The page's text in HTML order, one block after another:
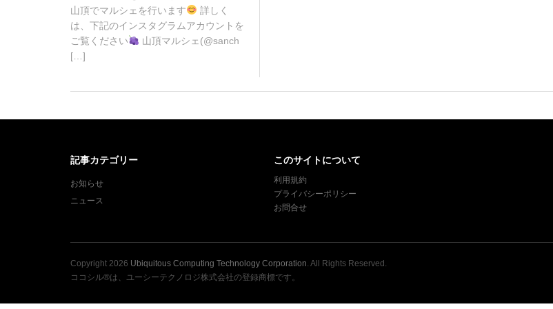
1
月
1
山頂でマルシェを行います
詳しく
は、下記のインスタグラムアカウントを
ご覧ください
山頂マルシェ(@sanch
[…]
記事カテゴリー
お知らせ
ニュース
このサイトについて
利用規約
プライバシーポリシー
お問合せ
Copyright 2026 Ubiquitous Computing Technology Corporation. All Rights Reserved.
ココシル®は、ユーシーテクノロジ株式会社の登録商標です。